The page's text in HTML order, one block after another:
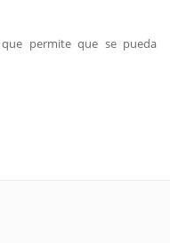
permite que se pueda